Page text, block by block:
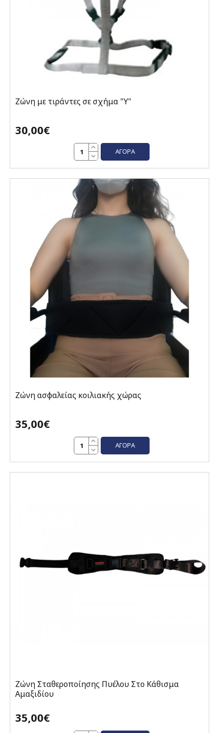
Ζώνη με τιράντες σε σχήμα "Υ"
30,00€
ΑΓΟΡΆ
Ζώνη ασφαλείας κοιλιακής χώρας
35,00€
ΑΓΟΡΆ
Ζώνη Σταθεροποίησης Πυέλου Στο Κάθισμα
Αμαξιδίου
35,00€